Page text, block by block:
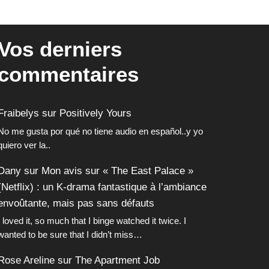
derniers
Fraibelys sur Positively Yours
me gusta por qué no tiene audio en español..y yo
ver la..
sur Mon avis sur « The East Palace »
: un K-drama fantastique à l’ambiance
mais pas sans défauts
I loved it, so much that I binge watched it twice. I
to be sure that I didn’t miss…
Areline sur The Apartment Job